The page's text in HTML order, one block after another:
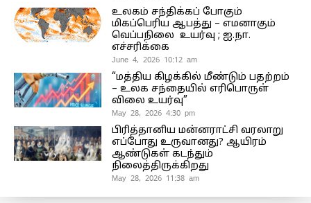
உலகம் சந்திக்கப் போகும்
மிகப்பெரிய ஆபத்து – எமனாகும்
வெப்பநிலை உயர்வு ; ஐ.நா.
எச்சரிக்கை
June 4, 2026 10:12 am
“மத்திய கிழக்கில் மீண்டும் பதற்றம்
– உலக சந்தையில் எரிபொருள்
விலை உயர்வு”
May 28, 2026 4:30 pm
பிரித்தானிய மன்னராட்சி வரலாறு
எப்போது உருவானது? ஆயிரம்
ஆண்டுகள் கடந்தும்
நிலைத்திருக்கிறது
May 28, 2026 11:38 am